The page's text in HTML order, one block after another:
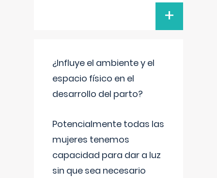
+
¿Influye el ambiente y el
espacio físico en el
desarrollo del parto?
Potencialmente todas las
mujeres tenemos
capacidad para dar a luz
sin que sea necesario